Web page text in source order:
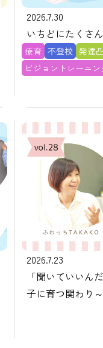
2026.7.30
いちどにたくさ
療育 不登校 発達
ビジョントレーニン
2026.7.23
「聞いていい
子に育つ関わり～